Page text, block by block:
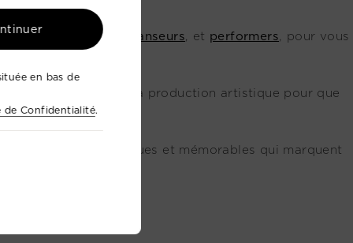
musiciens acteurs danseurs, et performers, pour vous
les aspects de la production artistique pour que
uniques et mémorables qui marquent
en bas de
de Confidentialité.